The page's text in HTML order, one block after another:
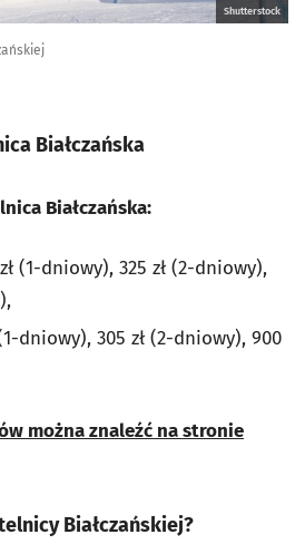
Shutterstock
Białczańska
Białczańska:
(1-dniowy), 325 zł (2-dniowy),
dniowy), 305 zł (2-dniowy), 900
można znaleźć na stronie
Białczańskiej?